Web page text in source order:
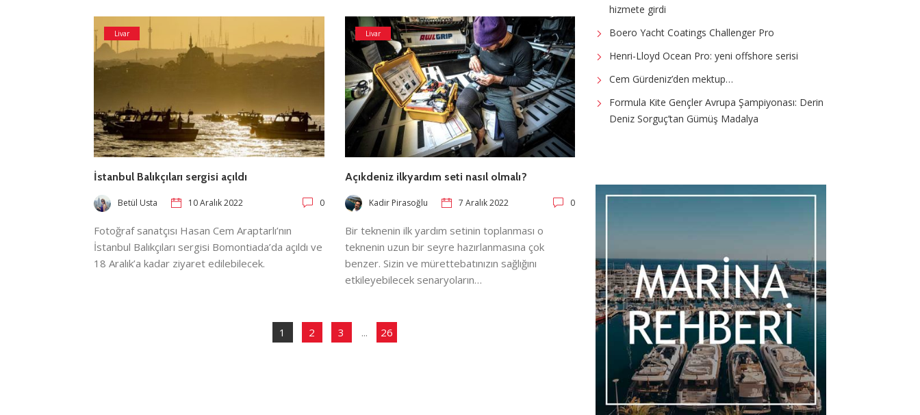
Livar
İstanbul Balıkçıları sergisi açıldı
Betül Usta 10 Aralık 2022 0
Fotoğraf sanatçısı Hasan Cem Araptarlı’nın
İstanbul Balıkçıları sergisi Bomontiada’da açıldı ve
18 Aralık’a kadar ziyaret edilebilecek.
Livar
Açıkdeniz ilkyardım seti nasıl olmalı?
Kadir Pirasoğlu 7 Aralık 2022 0
Bir teknenin ilk yardım setinin toplanması o
teknenin uzun bir seyre hazırlanmasına çok
benzer. Sizin ve mürettebatınızın sağlığını
etkileyebilecek senaryoların…
1 2 3 ... 26
hizmete girdi
Boero Yacht Coatings Challenger Pro
Henri-Lloyd Ocean Pro: yeni offshore serisi
Cem Gürdeniz’den mektup…
Formula Kite Gençler Avrupa Şampiyonası: Derin
Deniz Sorguç’tan Gümüş Madalya